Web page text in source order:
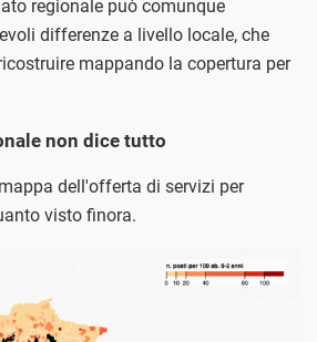
regionale può comunque
differenze a livello locale, che
mappando la copertura per
non dice tutto
dell'offerta di servizi per
visto finora.